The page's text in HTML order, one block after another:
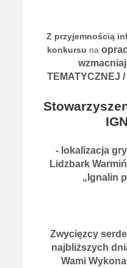
Z przyjemnością
konkursu na
TEMATYCZNEJ
- lokalizacja
Lidzbark
„Ignalin
Zwycięzcy
najbliższych
Wami